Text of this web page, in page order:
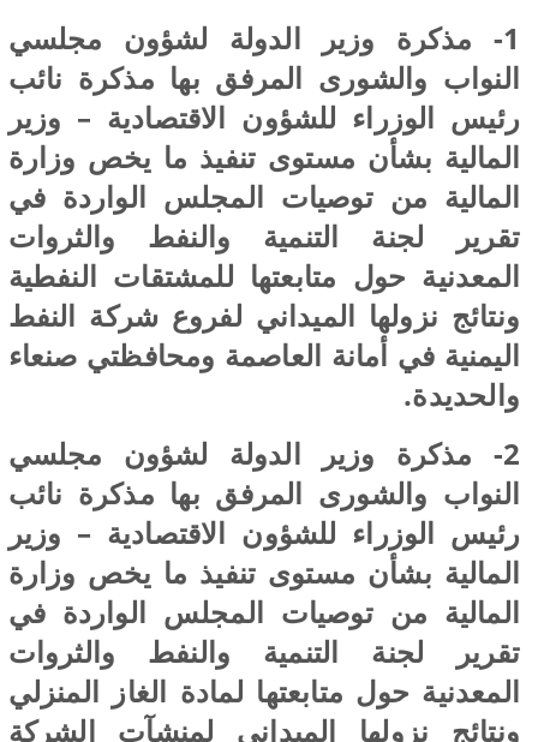
1- مذكرة وزير الدولة لشؤون مجلسي
النواب والشورى المرفق بها مذكرة نائب
رئيس الوزراء للشؤون الاقتصادية – وزير
المالية بشأن مستوى تنفيذ ما يخص وزارة
المالية من توصيات المجلس الواردة في
تقرير لجنة التنمية والنفط والثروات
المعدنية حول متابعتها للمشتقات النفطية
ونتائج نزولها الميداني لفروع شركة النفط
اليمنية في أمانة العاصمة ومحافظتي صنعاء
والحديدة.
2- مذكرة وزير الدولة لشؤون مجلسي
النواب والشورى المرفق بها مذكرة نائب
رئيس الوزراء للشؤون الاقتصادية – وزير
المالية بشأن مستوى تنفيذ ما يخص وزارة
المالية من توصيات المجلس الواردة في
تقرير لجنة التنمية والنفط والثروات
المعدنية حول متابعتها لمادة الغاز المنزلي
ونتائج نزولها الميداني لمنشآت الشركة